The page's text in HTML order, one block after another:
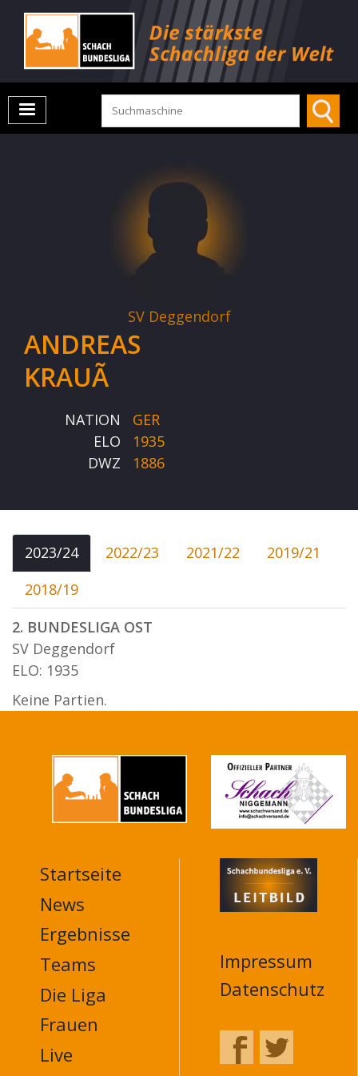
SV Deggendorf
ANDREAS
KRAUÃ
NATION
GER
ELO
1935
DWZ
1886
2023/24 2022/23 2021/22
2019/21
2018/19
2. BUNDESLIGA OST
SV Deggendorf
ELO: 1935
Keine Partien.
MAIN
NAVIGATION
FOOTER
Startseite
News
Ergebnisse
Teams
Die Liga
Frauen
Live
Impressum
Datenschutz